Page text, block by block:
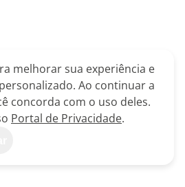
melhorar sua experiência e
Ao continuar a
concorda com o uso deles.
Portal de Privacidade.